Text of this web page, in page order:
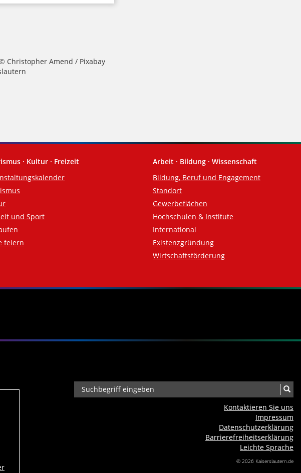
Christopher Amend / Pixabay
· Kultur · Freizeit
und Sport
feiern
Arbeit · Bildung · Wissenschaft
Bildung, Beruf und Engagement
Standort
Gewerbeflächen
Hochschulen & Institute
International
Existenzgründung
Wirtschaftsförderung
Kontaktieren Sie uns
Impressum
Datenschutzerklärung
Barrierefreiheits­erklärung
Leichte Sprache
© 2026 Kaiserslautern.de